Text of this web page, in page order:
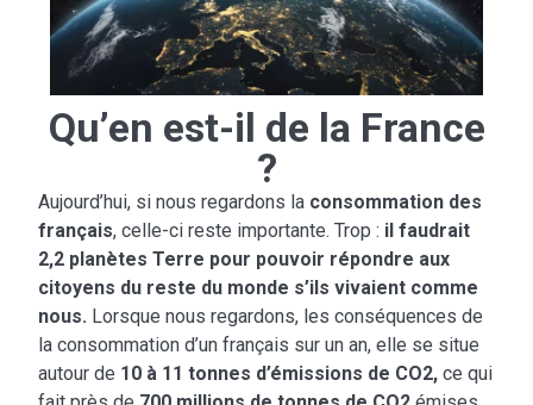
Qu’en est-il de la France
?
Aujourd’hui, si nous regardons la consommation des
français, celle-ci reste importante. Trop : il faudrait
2,2 planètes Terre pour pouvoir répondre aux
citoyens du reste du monde s’ils vivaient comme
nous. Lorsque nous regardons, les conséquences de
la consommation d’un français sur un an, elle se situe
autour de 10 à 11 tonnes d’émissions de CO2, ce qui